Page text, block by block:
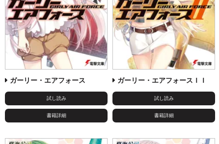
ガーリー・エアフォース
試し読み
書籍詳細
ガーリー・エアフォースＩＩ
試し読み
書籍詳細